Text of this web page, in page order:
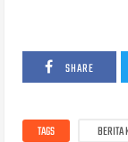
SHARE
TAGS BERITA